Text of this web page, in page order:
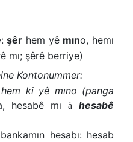
:şêr hem yê mıno, hemı
mı; şêrê berriye)
Kontonummer:
ki yê mıno (panga
hesabê mıà
hesabê
hesabı: hesab